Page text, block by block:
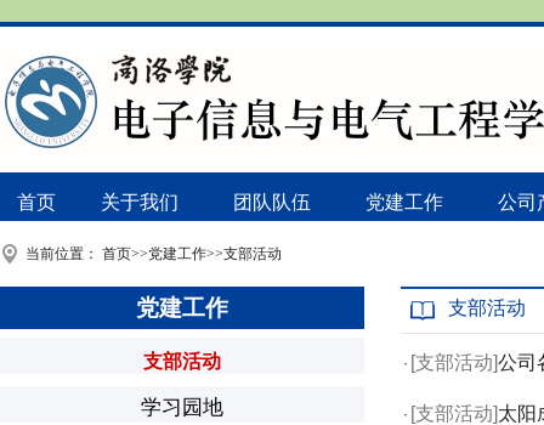
首页 关于我们 团队队伍 党建工作 公司
当前位置： 首页>>党建工作>>支部活动
党建工作
支部活动
学习园地
支部活动
· [支部活动]公司
· [支部活动]太阳